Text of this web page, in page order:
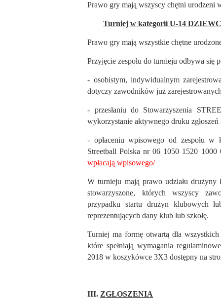
Prawo gry mają wszyscy chętni urodzeni
Turniej w kategorii U-14
Prawo gry mają wszystkie chętne
Przyjęcie zespołu do turnieju odbywa się
- osobistym, indywidualnym
dotyczy zawodników już
- przesłaniu do Stowarzyszenia
wykorzystanie aktywnego druku
- opłaceniu wpisowego od zespołu w
Streetball Polska nr 06 1050 1520
wpłacają wpisowego/
W turnieju mają prawo udziału
stowarzyszone, których wszyscy
przypadku startu drużyn klubowych
reprezentujących dany klub lub szkołę.
Turniej ma formę otwartą dla wszystkich
które spełniają wymagania
2018 w koszykówce 3X3 dostępny na
III. ZGŁOSZENIA